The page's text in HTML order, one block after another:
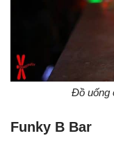
Đồ uống
Funky B Bar